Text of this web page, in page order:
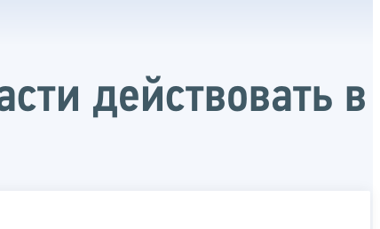
действовать в